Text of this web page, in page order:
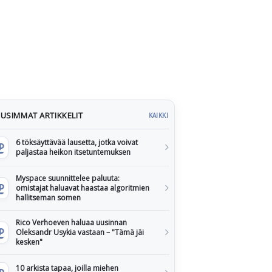
ARTIKKELIT KAIKKI
6 töksäyttävää lausetta, jotka voivat
paljastaa heikon itsetuntemuksen
Myspace suunnittelee paluuta:
omistajat haluavat haastaa algoritmien
hallitseman somen
Rico Verhoeven haluaa uusinnan
Oleksandr Usykia vastaan – "Tämä jäi
kesken"
10 arkista tapaa, joilla miehen